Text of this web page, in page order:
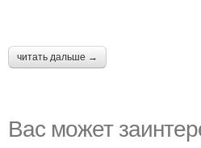
читать дальше →
Вас может